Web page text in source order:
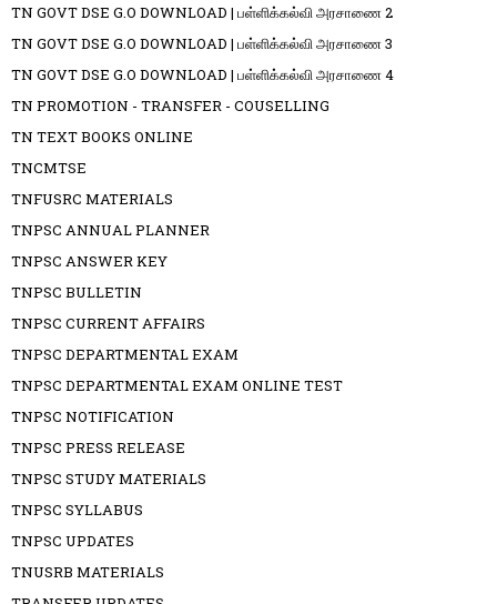
TN GOVT DSE G.O DOWNLOAD | பள்ளிக்கல்வி அரசாணை 2
TN GOVT DSE G.O DOWNLOAD | பள்ளிக்கல்வி அரசாணை 3
TN GOVT DSE G.O DOWNLOAD | பள்ளிக்கல்வி அரசாணை 4
TN PROMOTION - TRANSFER - COUSELLING
TN TEXT BOOKS ONLINE
TNCMTSE
TNFUSRC MATERIALS
TNPSC ANNUAL PLANNER
TNPSC ANSWER KEY
TNPSC BULLETIN
TNPSC CURRENT AFFAIRS
TNPSC DEPARTMENTAL EXAM
TNPSC DEPARTMENTAL EXAM ONLINE TEST
TNPSC NOTIFICATION
TNPSC PRESS RELEASE
TNPSC STUDY MATERIALS
TNPSC SYLLABUS
TNPSC UPDATES
TNUSRB MATERIALS